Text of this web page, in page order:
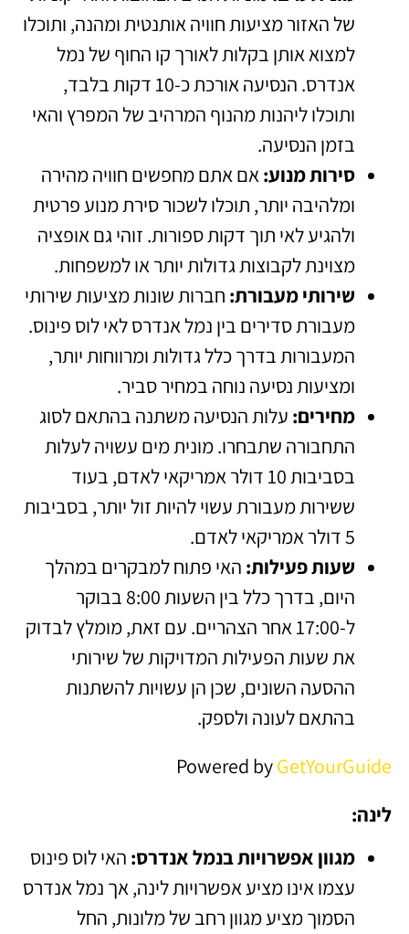
של האזור מציעות חוויה אותנטית ומהנה, ותוכלו
למצוא אותן בקלות לאורך קו החוף של נמל
אנדרס. הנסיעה אורכת כ-10 דקות בלבד,
ותוכלו ליהנות מהנוף המרהיב של המפרץ והאי
בזמן הנסיעה.
סירות מנוע:אם אתם מחפשים חוויה מהירה
ומלהיבה יותר, תוכלו לשכור סירת מנוע פרטית
ולהגיע לאי תוך דקות ספורות. זוהי גם אופציה
מצוינת לקבוצות גדולות יותר או למשפחות.
שירותי מעבורת: חברות שונות מציעות שירותי
מעבורת סדירים בין נמל אנדרס לאי לוס פינוס.
המעבורות בדרך כלל גדולות ומרווחות יותר,
ומציעות נסיעה נוחה במחיר סביר.
מחירים: עלות הנסיעה משתנה בהתאם לסוג
התחבורה שתבחרו. מונית מים עשויה לעלות
בסביבות 10 דולר אמריקאי לאדם, בעוד
ששירות מעבורת עשוי להיות זול יותר, בסביבות
5 דולר אמריקאי לאדם.
שעות פעילות: האי פתוח למבקרים במהלך
היום, בדרך כלל בין השעות 8:00 בבוקר
ל-17:00 אחר הצהריים. עם זאת, מומלץ לבדוק
את שעות הפעילות המדויקות של שירותי
ההסעה השונים, שכן הן עשויות להשתנות
בהתאם לעונה ולספק.
Powered byGetYourGuide
לינה:
מגוון אפשרויות בנמל אנדרס: האי לוס פינוס
עצמו אינו מציע אפשרויות לינה, אך נמל אנדרס
הסמוך מציע מגוון רחב של מלונות, החל